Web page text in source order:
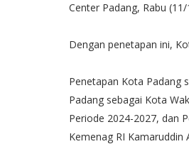
Center Padang, Rabu
Dengan penetapan ini,
Penetapan Kota Padang
Padang sebagai Kota
Periode 2024-2027, dan
Kemenag RI Kamaruddin